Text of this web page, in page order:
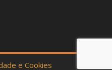
e Cookies